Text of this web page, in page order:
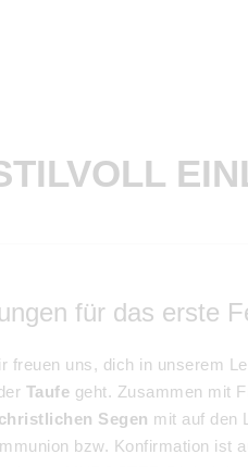
für das erste
freuen uns, dich in unserem
Taufe geht. Zusammen mit
christlichen Segen mit auf den
bzw. Konfirmation ist